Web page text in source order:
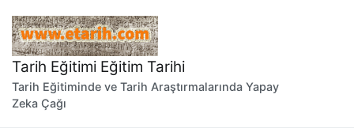
geç
Tarih Eğitimi Eğitim Tarihi
Tarih Eğitiminde ve Tarih Araştırmalarında Yapay
Zeka Çağı